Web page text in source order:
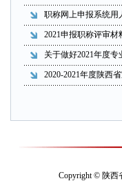
职称网上申报系统用
2021申报职称评审材
关于做好2021年度
2020-2021年度陕西